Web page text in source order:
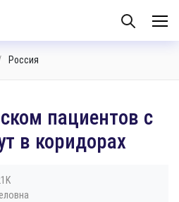
Россия
пациентов с
в коридорах